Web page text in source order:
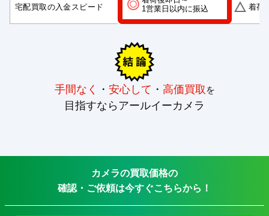
宅配買取の入金スピード
1営業日以内に振込
着荷
手間なく ・ 安心して ・ 高価買取 を
目指すならアールイーカメラ
カメラの買取価格の
確認・ご依頼は今すぐこちらから！